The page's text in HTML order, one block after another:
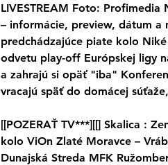
LIVESTREAM Foto:
– informácie, preview, dátum a
predchádzajúce piate kolo
odvetu play-off Európskej ligy
a zahrajú si opäť "iba"
vracajú späť do domácej
[[POZERAŤ TV***][[] Skalica :
kolo ViOn Zlaté Moravce –
Dunajská Streda MFK